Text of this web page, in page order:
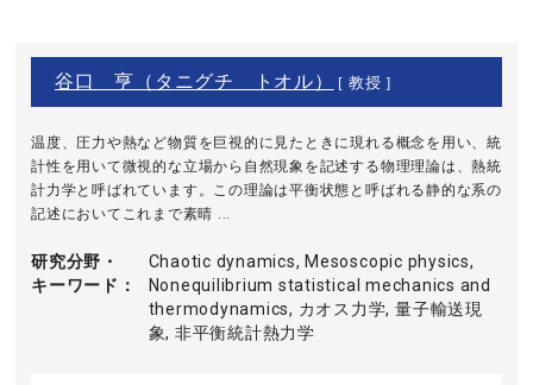
谷口 亨（タニグチ トオル） [ 教授 ]
温度、圧力や熱など物質を巨視的に見たときに現れる概念を用い、統
計性を用いて微視的な立場から自然現象を記述する物理理論は、熱統
計力学と呼ばれています。この理論は平衡状態と呼ばれる静的な系の
記述においてこれまで素晴 ...
研究分野・
キーワード
Chaotic dynamics, Mesoscopic physics,
Nonequilibrium statistical mechanics and
thermodynamics, カオス力学, 量子輸送現
象, 非平衡統計熱力学